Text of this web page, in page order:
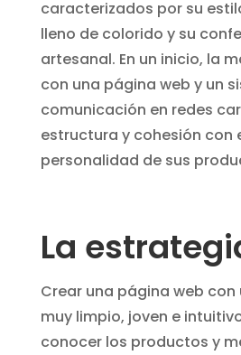
caracterizados por su
lleno de colorido y su
artesanal. En un inicio, la
con una página web y un
comunicación en redes
estructura y cohesión con
personalidad de sus
La
Crear una página web con
muy limpio, joven e
conocer los productos y